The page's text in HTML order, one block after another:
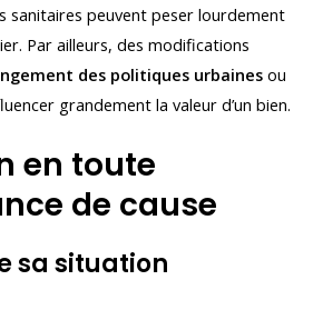
sanitaires peuvent peser lourdement
Par ailleurs, des modifications
des politiques urbaines ou
grandement la valeur d’un bien.
en toute
de cause
sa situation